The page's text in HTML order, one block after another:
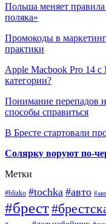
Польша меняет
поляка»
Промокоды в
практики
Apple Macbook Pro 14
категории?
Понимание перепадов
способы справиться
В Бресте стартовали
Солярку воруют по-
Метки
#blizko #tochka #авто
#брест